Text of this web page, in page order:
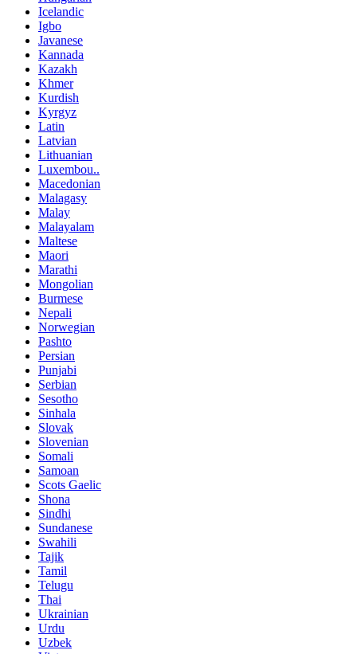
Icelandic
Igbo
Javanese
Kannada
Kazakh
Khmer
Kurdish
Kyrgyz
Latin
Latvian
Lithuanian
Luxembou..
Macedonian
Malagasy
Malay
Malayalam
Maltese
Maori
Marathi
Mongolian
Burmese
Nepali
Norwegian
Pashto
Persian
Punjabi
Serbian
Sesotho
Sinhala
Slovak
Slovenian
Somali
Samoan
Scots Gaelic
Shona
Sindhi
Sundanese
Swahili
Tajik
Tamil
Telugu
Thai
Ukrainian
Urdu
Uzbek